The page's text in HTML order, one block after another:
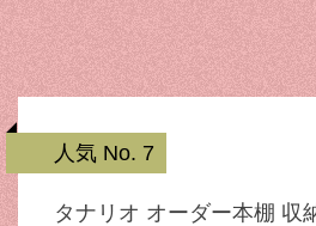
人気 No. 7
タナリオ オーダー本棚 収